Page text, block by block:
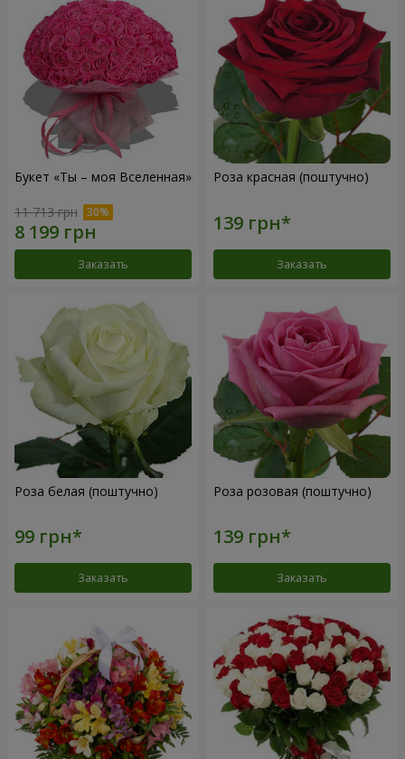
Букет «Ты – моя Вселенная»
11 713 грн
Заказать
Роза красная (поштучно)
Заказать
Роза белая (поштучно)
Заказать
Роза розовая (поштучно)
Заказать